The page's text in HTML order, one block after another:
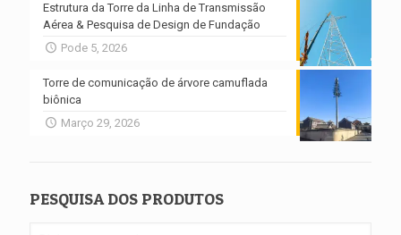
Estrutura da Torre da Linha de Transmissão
Aérea & Pesquisa de Design de Fundação
Pode 5, 2026
Torre de comunicação de árvore camuflada
biônica
Março 29, 2026
PESQUISA DOS PRODUTOS